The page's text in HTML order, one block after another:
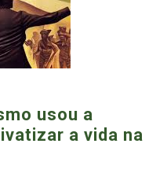
usou a
a vida na